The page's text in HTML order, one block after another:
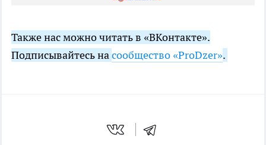
Также нас можно читать в «ВКонтакте».
Подписывайтесь насообщество «ProDzer».